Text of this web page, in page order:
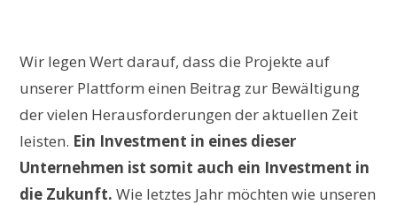
Wir legen Wert darauf, dass die Projekte auf
unserer Plattform einen Beitrag zur Bewältigung
der vielen Herausforderungen der aktuellen Zeit
leisten. Ein Investment in eines dieser
Unternehmen ist somit auch ein Investment in
die Zukunft. Wie letztes Jahr möchten wie unseren